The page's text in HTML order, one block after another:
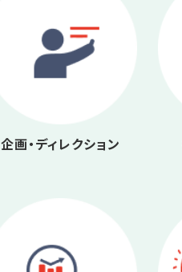
企画・ディレクション